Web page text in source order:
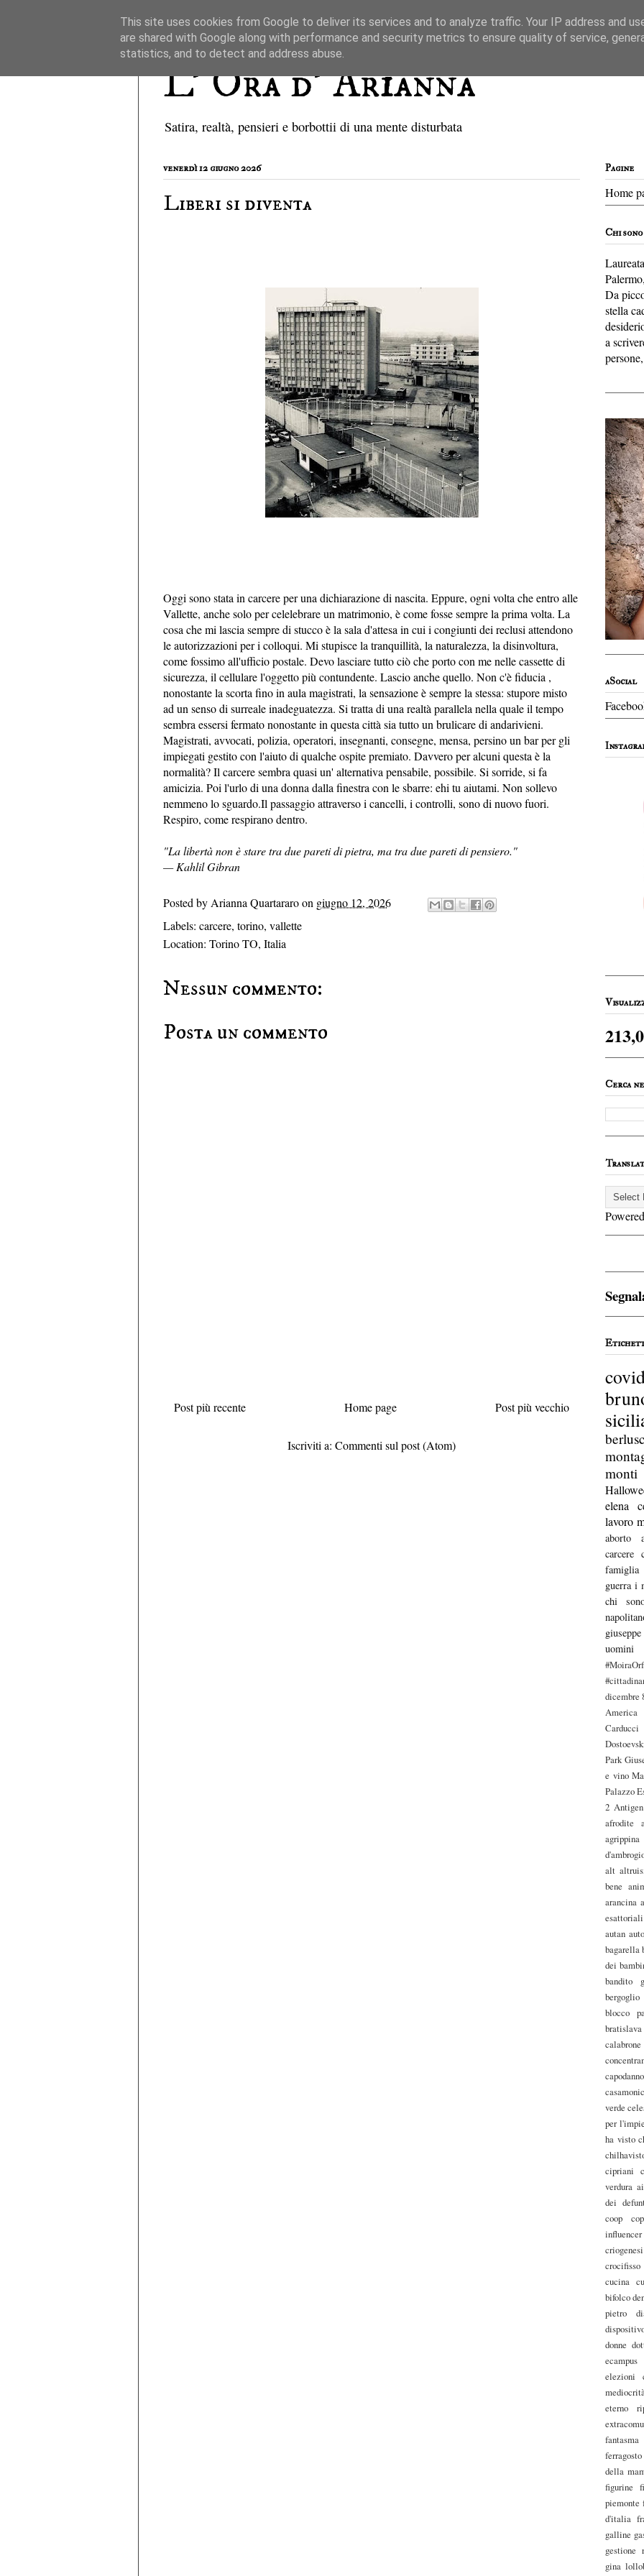
L' Ora d' Arianna
Satira, realtà, pensieri e borbottii di una mente disturbata
venerdì 12 giugno 2026
Liberi si diventa
Oggi sono stata in carcere per una dichiarazione di nascita. Eppure, ogni volta che entro alle
Vallette, anche solo per celelebrare un matrimonio, è come fosse sempre la prima volta. La
cosa che mi lascia sempre di stucco è la sala d'attesa in cui i congiunti dei reclusi attendono
le autorizzazioni per i colloqui. Mi stupisce la tranquillità, la naturalezza, la disinvoltura,
come fossimo all'ufficio postale. Devo lasciare tutto ciò che porto con me nelle cassette di
sicurezza, il cellulare l'oggetto più contundente. Lascio anche quello. Non c'è fiducia ,
nonostante la scorta fino in aula magistrati, la sensazione è sempre la stessa: stupore misto
ad un senso di surreale inadeguatezza. Si tratta di una realtà parallela nella quale il tempo
sembra essersi fermato nonostante in questa città sia tutto un brulicare di andarivieni.
Magistrati, avvocati, polizia, operatori, insegnanti, consegne, mensa, persino un bar per gli
impiegati gestito con l'aiuto di qualche ospite premiato. Davvero per alcuni questa è la
normalità? Il carcere sembra quasi un' alternativa pensabile, possibile. Si sorride, si fa
amicizia. Poi l'urlo di una donna dalla finestra con le sbarre: ehi tu aiutami. Non sollevo
nemmeno lo sguardo.Il passaggio attraverso i cancelli, i controlli, sono di nuovo fuori.
Respiro, come respirano dentro.
​"La libertà non è stare tra due pareti di pietra, ma tra due pareti di pensiero."
— Kahlil Gibran
Posted by Arianna Quartararoon giugno 12, 2026
Labels: carcere, torino, vallette
Location: Torino TO, Italia
Nessun commento:
Posta un commento
Post più recente Post più vecchio
Home page
Iscriviti a: Commenti sul post (Atom)
Pagine
Home
Chi sono
Da
stella
a
aSocial
Cerca
monti
elena
lavoro
aborto
carcere
famiglia
guerra i
chi
giuseppe
uomini
dicembre
America
Carducci
Park
e vino
Palazzo
2
afrodite
agrippina
alt
bene
arancina
esattoriali
autan
bagarella
dei
bandito
bergoglio
blocco
bratislava
calabrone
capodanno
verde
per
ha visto
cipriani
verdura
dei
coop
influencer
criogenesi
crocifisso
cucina
bifolco
pietro
donne
ecampus
elezioni
eterno
fantasma
ferragosto
della
figurine
piemonte
d'italia
galline
gestione
gina
This site uses cookies from Google to deliver its services and to analyze traffic. Your IP address and
are shared with Google along with performance and security metrics to ensure quality of service,
statistics, and to detect and address abuse.